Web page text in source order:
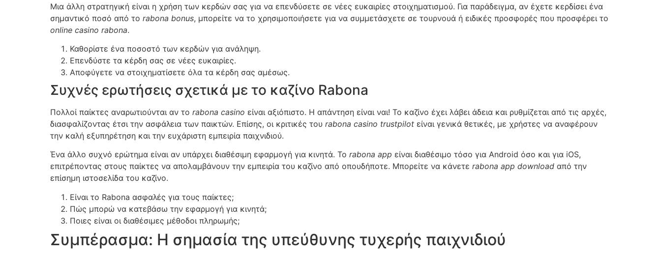
Μια άλλη στρατηγική είναι η χρήση των κερδών σας για να επενδύσετε σε νέες ευκαιρίες στοιχηματισμού. Για παράδειγμα, αν έχετε κερδίσει ένα
σημαντικό ποσό από το rabona bonus, μπορείτε να το χρησιμοποιήσετε για να συμμετάσχετε σε τουρνουά ή ειδικές προσφορές που προσφέρει το
online casino rabona.
Καθορίστε ένα ποσοστό των κερδών για ανάληψη.
Επενδύστε τα κέρδη σας σε νέες ευκαιρίες.
Αποφύγετε να στοιχηματίσετε όλα τα κέρδη σας αμέσως.
Συχνές ερωτήσεις σχετικά με το καζίνο Rabona
Πολλοί παίκτες αναρωτιούνται αν το rabona casino είναι αξιόπιστο. Η απάντηση είναι ναι! Το καζίνο έχει λάβει άδεια και ρυθμίζεται από τις αρχές,
διασφαλίζοντας έτσι την ασφάλεια των παικτών. Επίσης, οι κριτικές του rabona casino trustpilot είναι γενικά θετικές, με χρήστες να αναφέρουν
την καλή εξυπηρέτηση και την ευχάριστη εμπειρία παιχνιδιού.
Ένα άλλο συχνό ερώτημα είναι αν υπάρχει διαθέσιμη εφαρμογή για κινητά. Το rabona app είναι διαθέσιμο τόσο για Android όσο και για iOS,
επιτρέποντας στους παίκτες να απολαμβάνουν την εμπειρία του καζίνο από οπουδήποτε. Μπορείτε να κάνετε rabona app download από την
επίσημη ιστοσελίδα του καζίνο.
Είναι το Rabona ασφαλές για τους παίκτες;
Πώς μπορώ να κατεβάσω την εφαρμογή για κινητά;
Ποιες είναι οι διαθέσιμες μέθοδοι πληρωμής;
Συμπέρασμα: Η σημασία της υπεύθυνης τυχερής παιχνιδιού